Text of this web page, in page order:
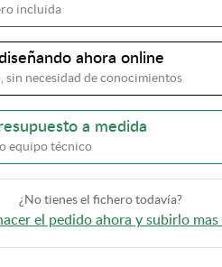
incluida
ahora online
necesidad de conocimientos
a medida
equipo técnico
¿No tienes el fichero todavía?
el pedido ahora y subirlo